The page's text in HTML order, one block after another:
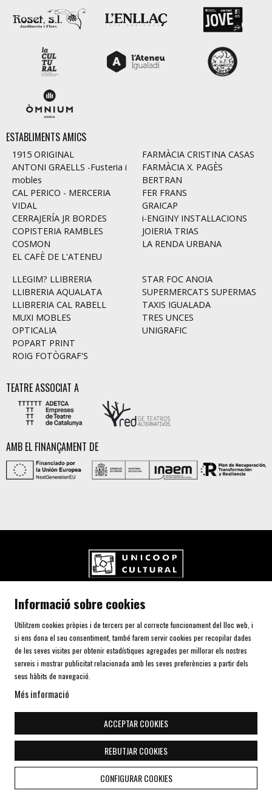
ESTABLIMENTS AMICS
1915 ORIGINAL
ANTONI GRAELLS -Fusteria i
mobles
CAL PERICO - MERCERIA
VIDAL
CERRAJERÍA JR BORDES
COPISTERIA RAMBLES
COSMON
EL CAFÈ DE L'ATENEU
FARMÀCIA CRISTINA CASAS
FARMÀCIA X. PAGÈS
BERTRAN
FER FRANS
GRAICAP
i-ENGINY INSTAL·LACIONS
JOIERIA TRIAS
LA RENDA URBANA
LLEGIM? LLIBRERIA
LLIBRERIA AQUALATA
LLIBRERIA CAL RABELL
MUXI MOBLES
OPTICALIA
POPART PRINT
ROIG FOTÒGRAF'S
STAR FOC ANOIA
SUPERMERCATS SUPERMAS
TAXIS IGUALADA
TRES UNCES
UNIGRAFIC
TEATRE ASSOCIAT A
AMB EL FINANÇAMENT DE
Carrer de l'Aurora, 80 (Plaça de Cal Font)
Telf. 93 805 00 75
AVÍS LEGAL I POLÍTICA DE PRIVACITAT
DECLARACIÓ D'ACCESSIBILITAT
CONTACTE
Link a instagram
Link a youtube
Link a twitter
Link a facebook
Link a telegram
Informació sobre cookies
Utilitzem cookies pròpies i de tercers per al correcte funcionament del lloc web, i
si ens dona el seu consentiment, també farem servir cookies per recopilar dades
de les seves visites per obtenir estadístiques agregades per millorar els nostres
serveis i mostrar publicitat relacionada amb les seves preferències a partir dels
seus hàbits de navegació.
Més informació
ACCEPTAR COOKIES
REBUTJAR COOKIES
CONFIGURAR COOKIES